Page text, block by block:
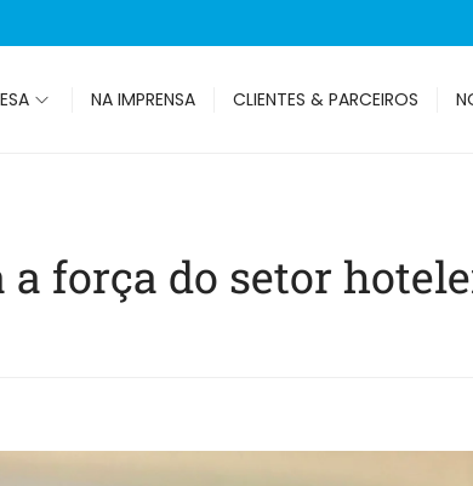
NA IMPRENSA CLIENTES & PARCEIROS
força do setor